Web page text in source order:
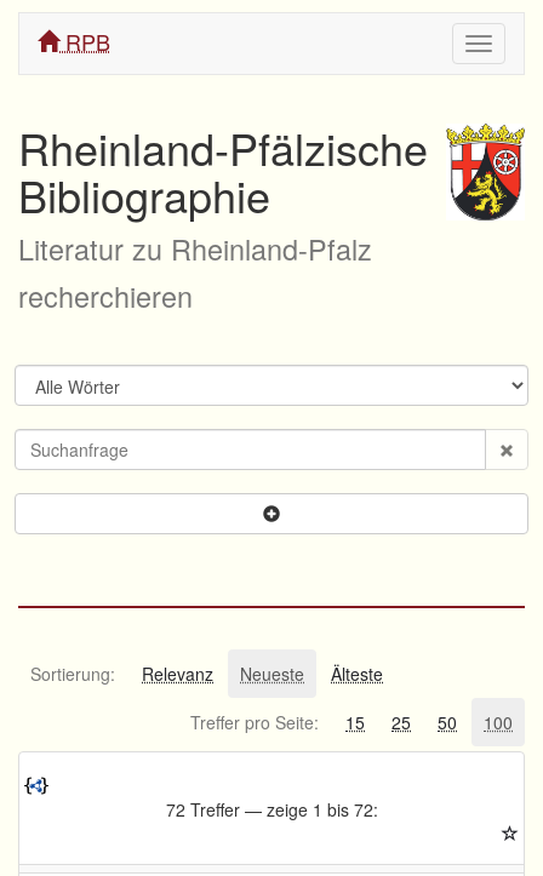
ein/
RPB
Rheinland-Pfälzische
Bibliographie
Literatur zu Rheinland-Pfalz
recherchieren
Sortierung: Relevanz Neueste
Älteste
Treffer pro Seite:
15 25 50 100
72 Treffer — zeige 1 bis 72: